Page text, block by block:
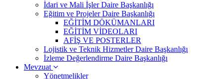
İdari ve Mali İşler Daire Başkanlığı
Eğitim ve Projeler Daire Başkanlığı
EĞİTİM DÖKÜMANLARI
EĞİTİM VİDEOLARI
AFİŞ VE POSTERLER
Lojistik ve Teknik Hizmetler Daire Başkanlığı
İzleme Değerlendirme Daire Başkanlığı
Mevzuat
Yönetmelikler